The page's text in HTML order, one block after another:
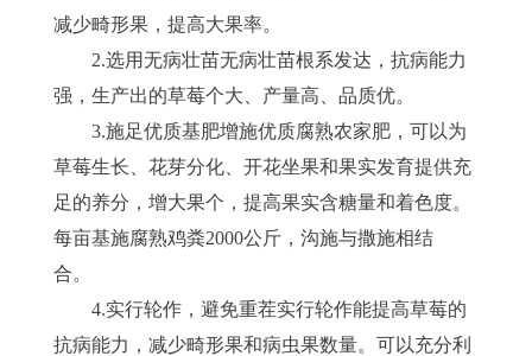
减少畸形果，提高大果率。
2.选用无病壮苗无病壮苗根系发达，抗病能力
强，生产出的草莓个大、产量高、品质优。
3.施足优质基肥增施优质腐熟农家肥，可以为
草莓生长、花芽分化、开花坐果和果实发育提供充
足的养分，增大果个，提高果实含糖量和着色度。
每亩基施腐熟鸡粪2000公斤，沟施与撒施相结
合。
4.实行轮作，避免重茬实行轮作能提高草莓的
抗病能力，减少畸形果和病虫果数量。可以充分利